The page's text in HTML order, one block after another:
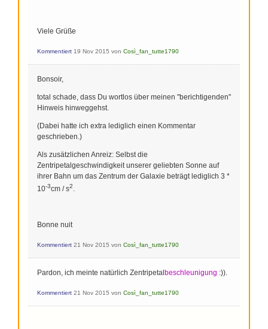
Viele Grüße
Kommentiert 19 Nov 2015 von Così_fan_tutte1790
Bonsoir,
total schade, dass Du wortlos über meinen "berichtigenden"
Hinweis hinweggehst.
(Dabei hatte ich extra lediglich einen Kommentar
geschrieben.)
Als zusätzlichen Anreiz: Selbst die
Zentripetalgeschwindigkeit unserer geliebten Sonne auf
ihrer Bahn um das Zentrum der Galaxie beträgt lediglich 3 *
10-3cm / s2
Bonne nuit
Kommentiert 21 Nov 2015 von Così_fan_tutte1790
Pardon, ich meinte natürlich Zentripetalbeschleunigung :)).
Kommentiert 21 Nov 2015 von Così_fan_tutte1790